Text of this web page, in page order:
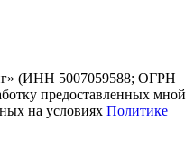
(ИНН 5007059588; ОГРН
предоставленных мной
на условиях Политике